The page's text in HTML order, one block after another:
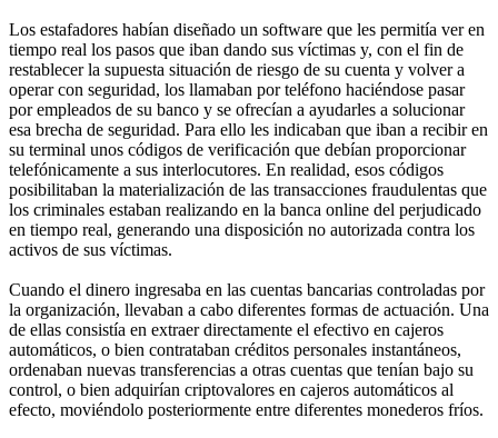
Los estafadores habían diseñado un software que les permitía ver en
tiempo real los pasos que iban dando sus víctimas y, con el fin de
restablecer la supuesta situación de riesgo de su cuenta y volver a
operar con seguridad, los llamaban por teléfono haciéndose pasar
por empleados de su banco y se ofrecían a ayudarles a solucionar
esa brecha de seguridad. Para ello les indicaban que iban a recibir en
su terminal unos códigos de verificación que debían proporcionar
telefónicamente a sus interlocutores. En realidad, esos códigos
posibilitaban la materialización de las transacciones fraudulentas que
los criminales estaban realizando en la banca online del perjudicado
en tiempo real, generando una disposición no autorizada contra los
activos de sus víctimas.
Cuando el dinero ingresaba en las cuentas bancarias controladas por
la organización, llevaban a cabo diferentes formas de actuación. Una
de ellas consistía en extraer directamente el efectivo en cajeros
automáticos, o bien contrataban créditos personales instantáneos,
ordenaban nuevas transferencias a otras cuentas que tenían bajo su
control, o bien adquirían criptovalores en cajeros automáticos al
efecto, moviéndolo posteriormente entre diferentes monederos fríos.